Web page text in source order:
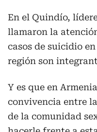
En el Quindío,
llamaron la
casos de suicidio
región son
Y es que en
convivencia entre
de la comunidad